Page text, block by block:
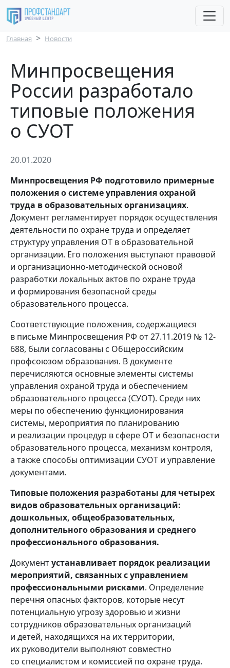
Перейти к основному содержанию
Строка навигации
Главная Новости
Минпросвещения
России разработало
типовые положения
о СУОТ
20.01.2020
Минпросвещения РФ подготовило примерные
положения о системе управления охраной
труда в образовательных организациях.
Документ регламентирует порядок осуществления
деятельности по охране труда и определяет
структуру управления ОТ в образовательной
организации. Его положения выступают правовой
и организационно-методической основой
разработки локальных актов по охране труда
и формирования безопасной среды
образовательного процесса.
Соответствующие положения, содержащиеся
в письме Минпросвещения РФ от 27.11.2019 № 12-
688, были согласованы с Общероссийским
профсоюзом образования. В документе
перечисляются основные элементы системы
управления охраной труда и обеспечением
образовательного процесса (СУОТ). Среди них
меры по обеспечению функционирования
системы, мероприятия по планированию
и реализации процедур в сфере ОТ и безопасности
образовательного процесса, механизм контроля,
а также способы оптимизации СУОТ и управление
документами.
Типовые положения разработаны для четырех
видов образовательных организаций:
дошкольных, общеобразовательных,
дополнительного образования и среднего
профессионального образования.
Документустанавливает порядок реализации
мероприятий, связанных с управлением
профессиональными рисками. Определение
перечня опасных факторов, которые несут
потенциальную угрозу здоровью и жизни
сотрудников образовательных организаций
и детей, находящихся на их территории,
их руководители выполняют совместно
со специалистом и комиссией по охране труда.